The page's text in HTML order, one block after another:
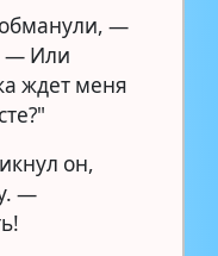
—
— Или
ждет меня
он,
—